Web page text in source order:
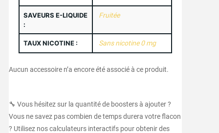
SAVEURS E-LIQUIDE
:
Fruitée
TAUX NICOTINE : Sans nicotine 0 mg
Aucun accessoire n’a encore été associé à ce produit.
🔧 Vous hésitez sur la quantité de boosters à ajouter ?
Vous ne savez pas combien de temps durera votre flacon
? Utilisez nos calculateurs interactifs pour obtenir des